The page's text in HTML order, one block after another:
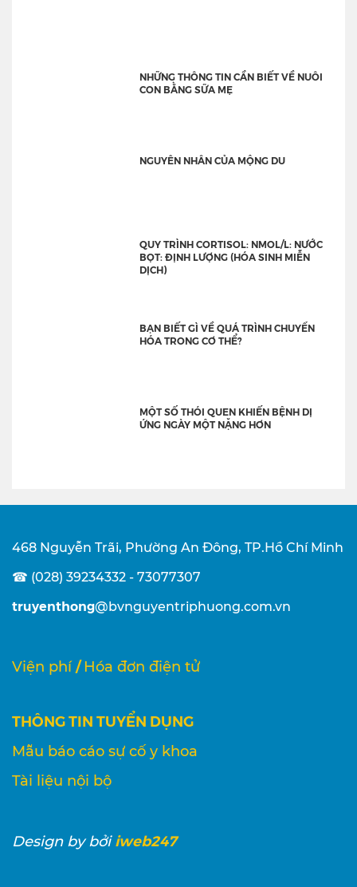
NHỮNG THÔNG TIN CẦN BIẾT VỀ NUÔI
CON BẰNG SỮA MẸ
NGUYÊN NHÂN CỦA MỘNG DU
QUY TRÌNH CORTISOL: NMOL/L: NƯỚC
BỌT: ĐỊNH LƯỢNG (HÓA SINH MIỄN
DỊCH)
BẠN BIẾT GÌ VỀ QUÁ TRÌNH CHUYỂN
HÓA TRONG CƠ THỂ?
MỘT SỐ THÓI QUEN KHIẾN BỆNH DỊ
ỨNG NGÀY MỘT NẶNG HƠN
468 Nguyễn Trãi, Phường An Đông, TP.Hồ Chí Minh
☎ (028) 39234332 - 73077307
truyenthong@bvnguyentriphuong.com.vn
Viện phí / Hóa đơn điện tử
THÔNG TIN TUYỂN DỤNG
Mẫu báo cáo sự cố y khoa
Tài liệu nội bộ
Designby bởi iweb247